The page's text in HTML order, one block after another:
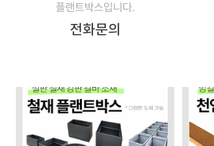
플랜트박스입니다.
전화문의